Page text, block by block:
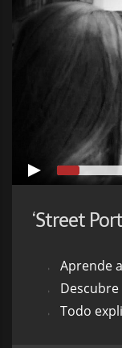
Aprende a
Descubre
Todo